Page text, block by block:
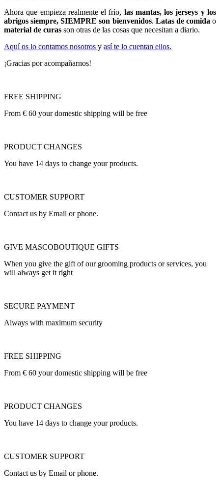
Ahora que empieza realmente el frío, las mantas, los jerseys y los
abrigos siempre, SIEMPRE son bienvenidos. Latas de comida o
material de curas son otras de las cosas que necesitan a diario.
Aquí os lo contamos nosotros y así te lo cuentan ellos.
¡Gracias por acompañarnos!
FREE SHIPPING
From € 60 your domestic shipping will be free
PRODUCT CHANGES
You have 14 days to change your products.
CUSTOMER SUPPORT
Contact us by Email or phone.
GIVE MASCOBOUTIQUE GIFTS
When you give the gift of our grooming products or services, you
will always get it right
SECURE PAYMENT
Always with maximum security
FREE SHIPPING
From € 60 your domestic shipping will be free
PRODUCT CHANGES
You have 14 days to change your products.
CUSTOMER SUPPORT
Contact us by Email or phone.